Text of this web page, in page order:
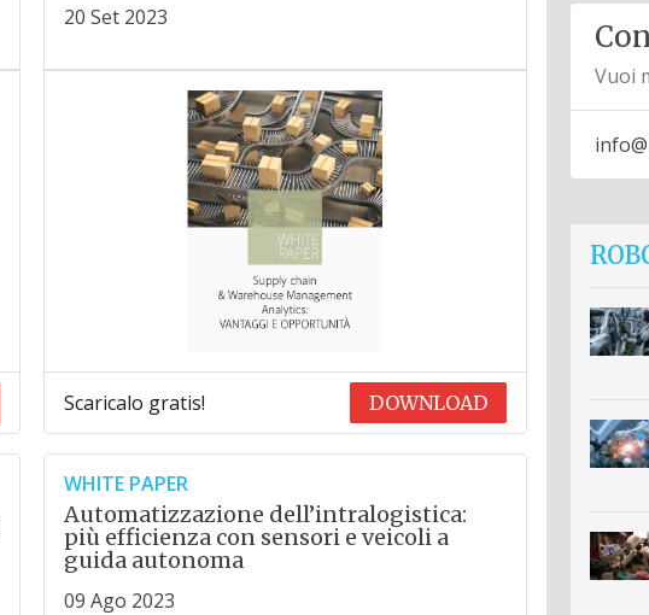
20 Set 2023
Scaricalo gratis! DOWNLOAD
WHITE PAPER
Automatizzazione dell’intralogistica:
più efficienza con sensori e veicoli a
guida autonoma
09 Ago 2023
Vuoi